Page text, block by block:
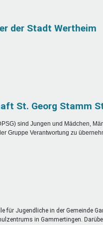
der Stadt Wertheim
St. Georg Stamm
sind Jungen und Mädchen,
Gruppe Verantwortung zu
für Jugendliche in der Gemeinde
in Gammertingen.